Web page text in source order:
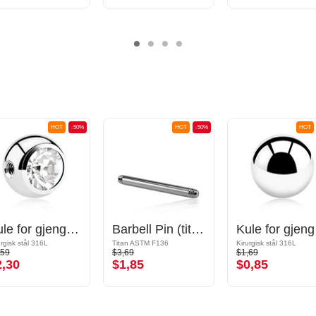
-50%
HOT
Kule for gjengede pinner (kirurgisk stål, sølv, skinnende finish) med krystallstein
stål 316L
-50%
HOT
Barbell Pin (titanium, anodised)
Titan ASTM F136
$3,69
$1,85
HOT
Kirurgisk stål 316L
$1,69
$0,85